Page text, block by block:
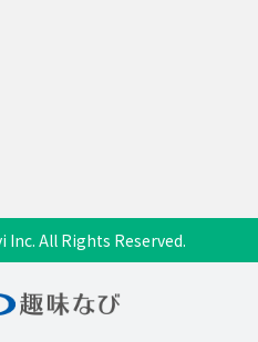
Inc. All Rights Reserved.